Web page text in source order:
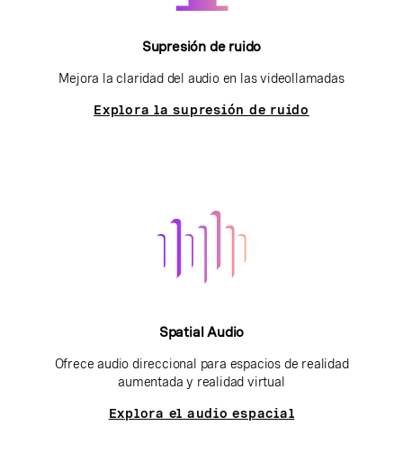
Supresión de ruido
Mejora la claridad del audio en las videollamadas
Explora la supresión de ruido
Spatial Audio
Ofrece audio direccional para espacios de realidad
aumentada y realidad virtual
Explora el audio espacial